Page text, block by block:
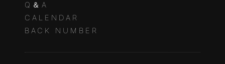
Q＆A
CALENDAR
BACK NUMBER